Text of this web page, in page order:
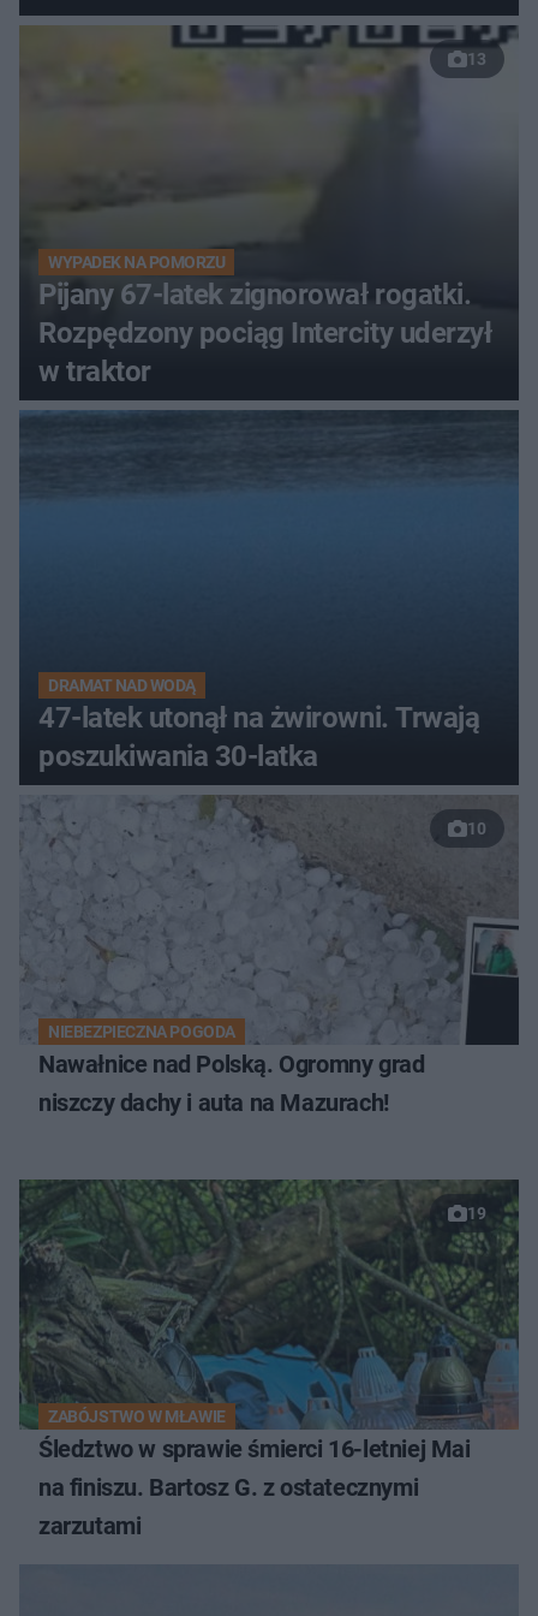
13
WYPADEK NA POMORZU
Pijany 67-latek zignorował rogatki.
Rozpędzony pociąg Intercity uderzył
w traktor
DRAMAT NAD WODĄ
47-latek utonął na żwirowni. Trwają
poszukiwania 30-latka
10
NIEBEZPIECZNA POGODA
Nawałnice nad Polską. Ogromny grad
niszczy dachy i auta na Mazurach!
19
ZABÓJSTWO W MŁAWIE
Śledztwo w sprawie śmierci 16-letniej Mai
na finiszu. Bartosz G. z ostatecznymi
zarzutami